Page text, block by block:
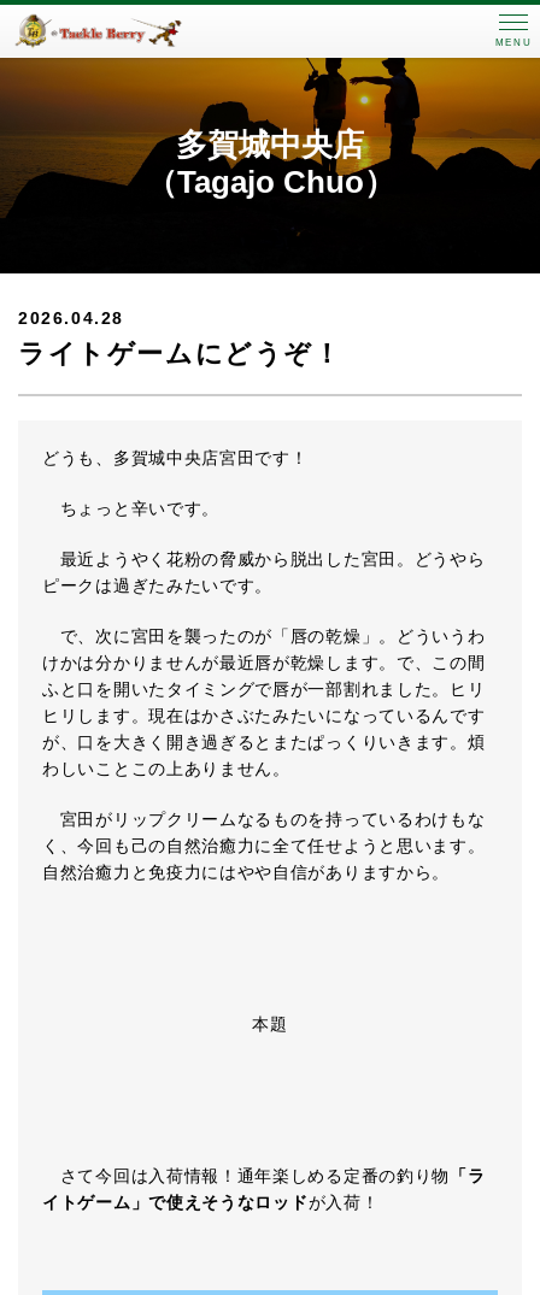
MENU
多賀城中央店
（Tagajo Chuo）
2026.04.28
ライトゲームにどうぞ！
どうも、多賀城中央店宮田です！
ちょっと辛いです。
最近ようやく花粉の脅威から脱出した宮田。どうやら
ピークは過ぎたみたいです。
で、次に宮田を襲ったのが「唇の乾燥」。どういうわ
けかは分かりませんが最近唇が乾燥します。で、この間
ふと口を開いたタイミングで唇が一部割れました。ヒリ
ヒリします。現在はかさぶたみたいになっているんです
が、口を大きく開き過ぎるとまたぱっくりいきます。煩
わしいことこの上ありません。
宮田がリップクリームなるものを持っているわけもな
く、今回も己の自然治癒力に全て任せようと思います。
自然治癒力と免疫力にはやや自信がありますから。
本題
さて今回は入荷情報！通年楽しめる定番の釣り物
「ラ
イトゲーム」で使えそうなロッドが入荷！